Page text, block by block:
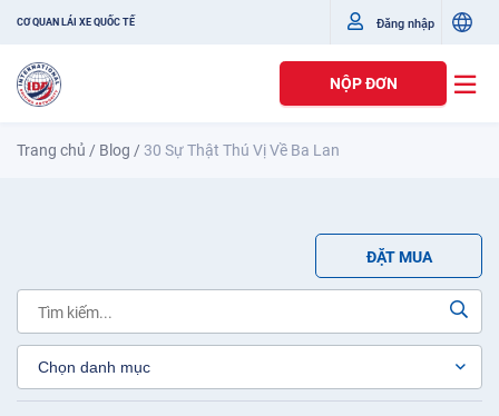
CƠ QUAN LÁI XE QUỐC TẾ Đăng nhập
NỘP ĐƠN
Trang chủ / Blog / 30 Sự Thật Thú Vị Về Ba Lan
ĐẶT MUA